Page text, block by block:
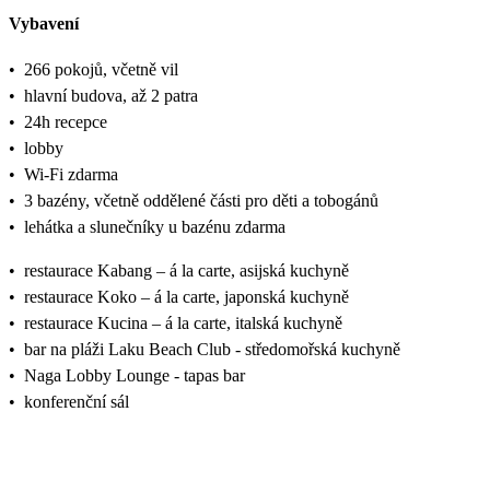
Vybavení
• 266 pokojů, včetně vil
• hlavní budova, až 2 patra
• 24h recepce
• lobby
• Wi-Fi zdarma
• 3 bazény, včetně oddělené části pro děti a tobogánů
• lehátka a slunečníky u bazénu zdarma
• restaurace Kabang – á la carte, asijská kuchyně
• restaurace Koko – á la carte, japonská kuchyně
• restaurace Kucina – á la carte, italská kuchyně
• bar na pláži Laku Beach Club - středomořská kuchyně
• Naga Lobby Lounge - tapas bar
• konferenční sál